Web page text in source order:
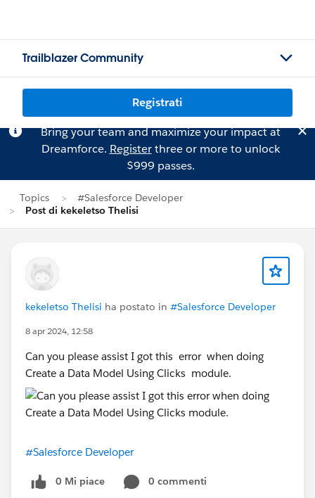
Trailblazer Community
Registrati
Bring your team and maximize your impact at
Dreamforce. Registerthree or more to unlock
$999 passes.
Topics
#Salesforce Developer
Post di kekeletso Thelisi
kekeletso Thelisi ha postato in #Salesforce Developer
8 apr 2024, 12:58
Can you please assist I got this error when doing
Create a Data Model Using Clicks module.
#Salesforce Developer
0 Mi piace
0 commenti